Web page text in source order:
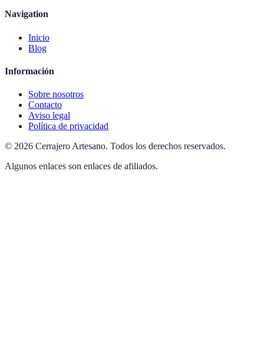
Navigation
Inicio
Blog
Información
Sobre nosotros
Contacto
Aviso legal
Política de privacidad
© 2026 Cerrajero Artesano. Todos los derechos reservados.
Algunos enlaces son enlaces de afiliados.